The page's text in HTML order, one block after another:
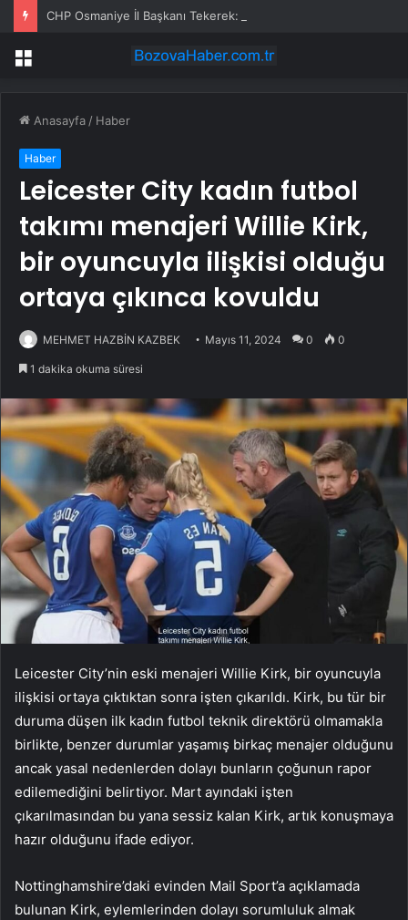
Menü
Anasayfa / Haber
Haber
Leicester City kadın futbol
takımı menajeri Willie Kirk,
bir oyuncuyla ilişkisi olduğu
ortaya çıkınca kovuldu
MEHMET HAZBİN KAZBEK Mayıs 11, 2024 0 0
1 dakika okuma süresi
Leicester City’nin eski menajeri Willie Kirk, bir oyuncuyla
ilişkisi ortaya çıktıktan sonra işten çıkarıldı. Kirk, bu tür bir
duruma düşen ilk kadın futbol teknik direktörü olmamakla
birlikte, benzer durumlar yaşamış birkaç menajer olduğunu
ancak yasal nedenlerden dolayı bunların çoğunun rapor
edilemediğini belirtiyor. Mart ayındaki işten
çıkarılmasından bu yana sessiz kalan Kirk, artık konuşmaya
hazır olduğunu ifade ediyor.
Nottinghamshire’daki evinden Mail Sport’a açıklamada
bulunan Kirk, eylemlerinden dolayı sorumluluk almak